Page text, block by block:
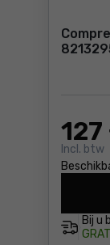
127
Incl. btw
Bij u